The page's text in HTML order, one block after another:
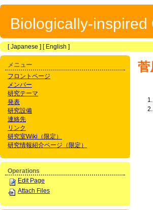
Biologically-
[Japanese ] [ English ]
菅
メニュー
フロントページ
メンバー
研究テーマ
発表
研究設備
連絡先
リンク
研究室Wiki（限定）
研究情報紹介ページ（限定）
Operations
Edit Page
Attach Files